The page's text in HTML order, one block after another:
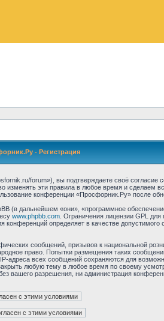
- Регистрация
forum»), вы подтверждаете своё согласие
эти правила в любое время и сделаем
конференции «Просфорник.Ру» после
дальнейшем «они», «программное
www.phpbb.com. Ограничения лицензии GPL для
определяет в качестве
сообщений, призывов к национальной
право. Попытки размещения таких
всех сообщений сохраняются для
любую тему в любое время по своему
вашего разрешения, ни администрация